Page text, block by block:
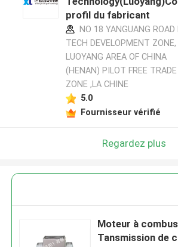
profil du fabricant
NO 18 YANGUANG ROAD
TECH DEVELOPMENT ZONE,
LUOYANG AREA OF CHINA
(HENAN) PILOT FREE TRADE
ZONE ,LA CHINE
5.0
Fournisseur vérifié
Regardez plus
Moteur à
Tansmission de